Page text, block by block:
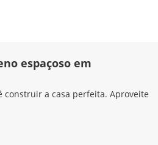
espaçoso em
construir a casa perfeita. Aproveite